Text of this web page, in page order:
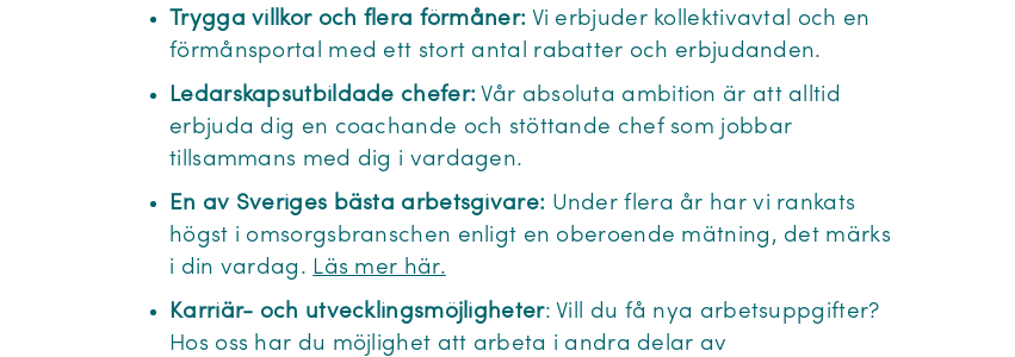
Trygga villkor och flera förmåner: Vi erbjuder kollektivavtal och en
förmånsportal med ett stort antal rabatter och erbjudanden.
Ledarskapsutbildade chefer: Vår absoluta ambition är att alltid
erbjuda dig en coachande och stöttande chef som jobbar
tillsammans med dig i vardagen.
En av Sveriges bästa arbetsgivare: Under flera år har vi rankats
högst i omsorgsbranschen enligt en oberoende mätning, det märks
i din vardag. Läs mer här.
Karriär- och utvecklingsmöjligheter: Vill du få nya arbetsuppgifter?
Hos oss har du möjlighet att arbeta i andra delar av